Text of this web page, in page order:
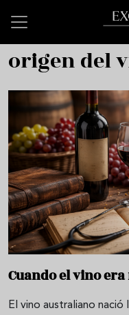
origen del
Cuando el vino
El vino australiano